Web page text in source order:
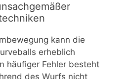
kann die
erheblich
häufiger Fehler besteht
des Wurfs nicht